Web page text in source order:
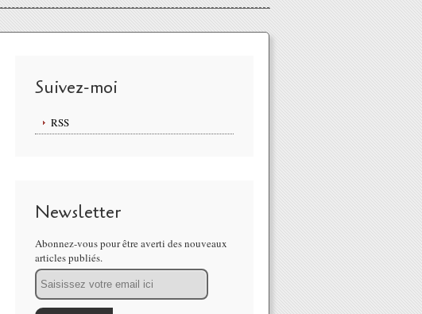
Suivez-moi
RSS
Newsletter
Abonnez-vous pour être averti des nouveaux
articles publiés.
Email